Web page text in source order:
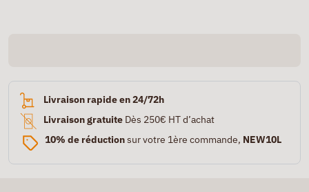
Livraison rapide en 24/72h
Livraison gratuite Dès 250€ HT d’achat
10% de réductionsur votre 1ère commande, NEW10L